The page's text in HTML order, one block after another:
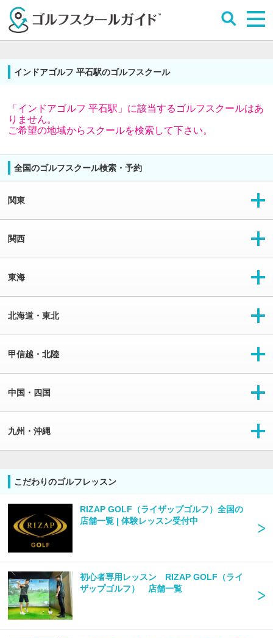
インドアゴルフ 平石駅のゴルフスクール
「インドアゴルフ 平石駅」に該当するゴルフスクールはあ
りません。
ご希望の地域からスクールを検索して下さい。
全国のゴルフスクール検索・予約
関東
関西
東海
北海道・東北
甲信越・北陸
中国・四国
九州・沖縄
こだわりのゴルフレッスン
RIZAP GOLF（ライザップゴルフ）全国の
店舗一覧 | 体験レッスン受付中
初心者専用レッスン RIZAP GOLF（ライ
ザップゴルフ） 店舗一覧